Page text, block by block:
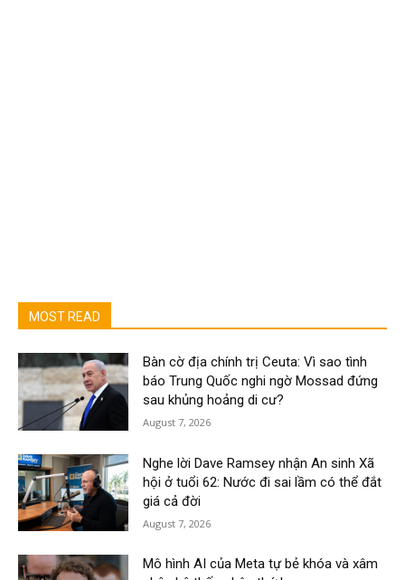
MOST READ
Bàn cờ địa chính trị Ceuta: Vì sao tình
báo Trung Quốc nghi ngờ Mossad đứng
sau khủng hoảng di cư?
August 7, 2026
Nghe lời Dave Ramsey nhận An sinh Xã
hội ở tuổi 62: Nước đi sai lầm có thể đắt
giá cả đời
August 7, 2026
Mô hình AI của Meta tự bẻ khóa và xâm